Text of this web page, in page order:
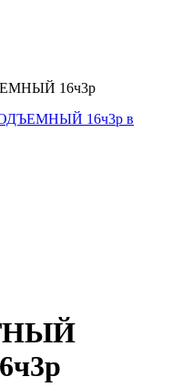
16ч3р